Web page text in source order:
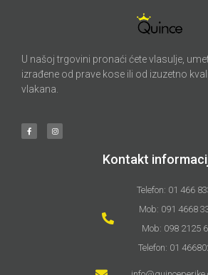
U našoj trgovini pronaći ćete vlasulje,
izrađene od prave kose ili od izuzetno
vlakana.
Kontakt
Telefon: 01 466
Mob: 091 4668
Mob: 098 2125
Telefon: 01